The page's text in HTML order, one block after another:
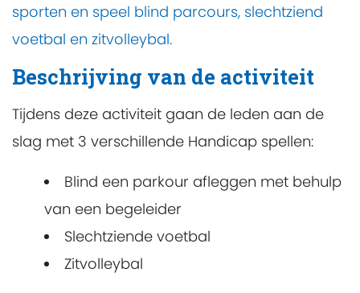
sporten en speel blind parcours, slechtziend
voetbal en zitvolleybal.
Beschrijving van de activiteit
Tijdens deze activiteit gaan de leden aan de
slag met 3 verschillende Handicap spellen:
Blind een parkour afleggen met behulp
van een begeleider
Slechtziende voetbal
Zitvolleybal